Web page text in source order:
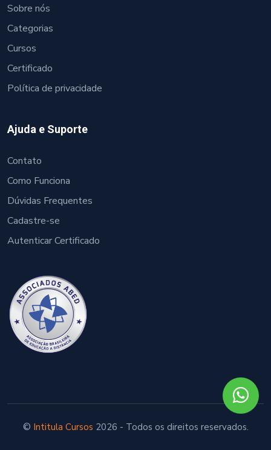
Sobre nós
Categorias
Cursos
Certificado
Política de privacidade
Ajuda e Suporte
Contato
Como Funciona
Dúvidas Frequentes
Cadastre-se
Autenticar Certificado
© Intitula Cursos 2026 - Todos os direitos reservados.